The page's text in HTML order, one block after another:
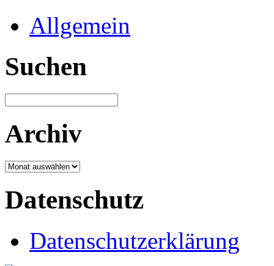
Allgemein
Suchen
Archiv
Archiv
Datenschutz
Datenschutzerklärung